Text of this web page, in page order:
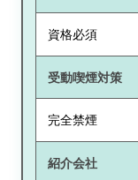
資格必須
受動喫煙対策
完全禁煙
紹介会社